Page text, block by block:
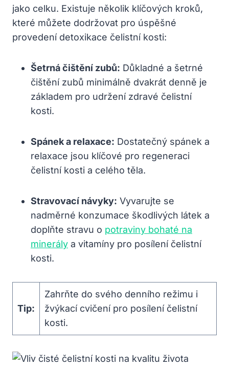
jako celku. Existuje několik klíčových kroků,
které můžete dodržovat pro úspěšné
provedení detoxikace čelistní kosti:
Šetrná čištění zubů: Důkladné a šetrné
čištění zubů minimálně dvakrát denně je
základem pro udržení zdravé čelistní
kosti.
Spánek a relaxace: Dostatečný spánek a
relaxace jsou klíčové pro regeneraci
čelistní kosti a celého těla.
Stravovací návyky: Vyvarujte se
nadměrné konzumace škodlivých látek a
doplňte stravu o potraviny bohaté na
minerály a vitamíny pro posílení čelistní
kosti.
Tip:
Zahrňte do svého denního režimu i
žvýkací cvičení pro posílení čelistní
kosti.